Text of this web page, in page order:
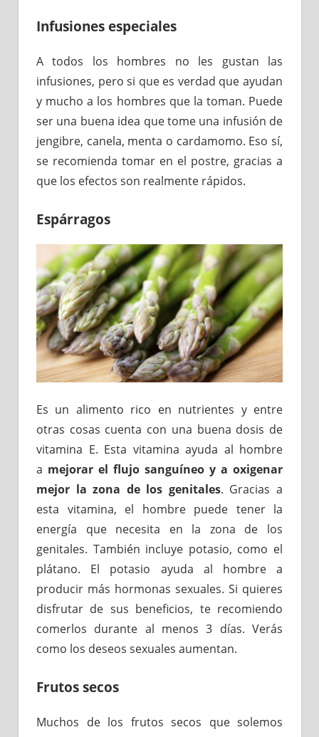
Infusiones especiales
A todos los hombres no les gustan las
infusiones, pero si que es verdad que ayudan
y mucho a los hombres que la toman. Puede
ser una buena idea que tome una infusión de
jengibre, canela, menta o cardamomo. Eso sí,
se recomienda tomar en el postre, gracias a
que los efectos son realmente rápidos.
Espárragos
Es un alimento rico en nutrientes y entre
otras cosas cuenta con una buena dosis de
vitamina E. Esta vitamina ayuda al hombre
a mejorar el flujo sanguíneo y a oxigenar
mejor la zona de los genitales. Gracias a
esta vitamina, el hombre puede tener la
energía que necesita en la zona de los
genitales. También incluye potasio, como el
plátano. El potasio ayuda al hombre a
producir más hormonas sexuales. Si quieres
disfrutar de sus beneficios, te recomiendo
comerlos durante al menos 3 días. Verás
como los deseos sexuales aumentan.
Frutos secos
Muchos de los frutos secos que solemos